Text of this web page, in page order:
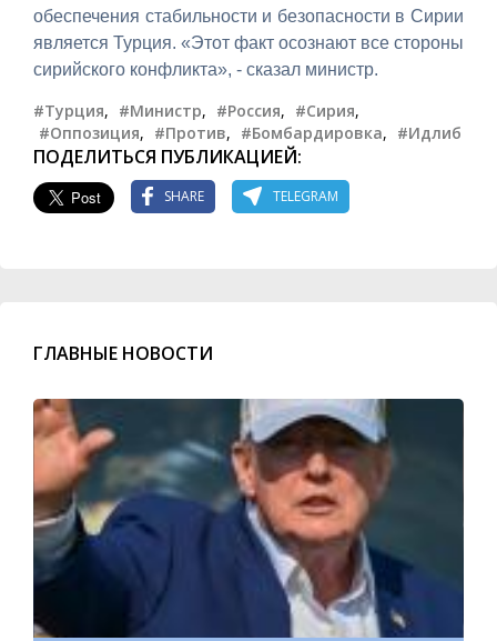
обеспечения стабильности и безопасности в Сирии
является Турция. «Этот факт осознают все стороны
сирийского конфликта», - сказал министр.
#Турция, #Министр, #Россия, #Сирия,
#Оппозиция, #Против, #Бомбардировка, #Идлиб
ПОДЕЛИТЬСЯ ПУБЛИКАЦИЕЙ:
SHARE TELEGRAM
ГЛАВНЫЕ НОВОСТИ